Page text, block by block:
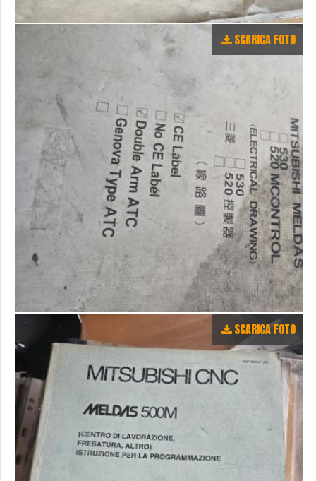
SCARICA FOTO
SCARICA FOTO